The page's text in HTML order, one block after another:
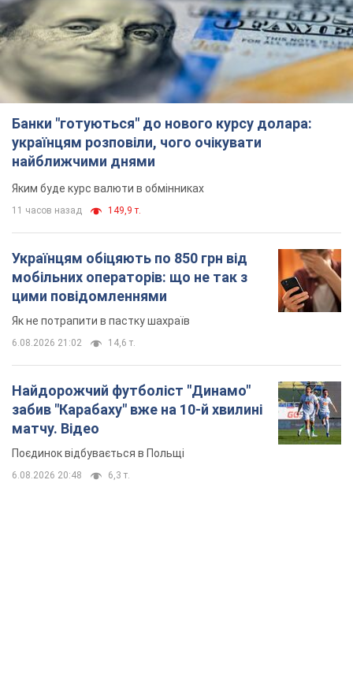
Банки "готуються" до нового курсу долара:
українцям розповіли, чого очікувати
найближчими днями
Яким буде курс валюти в обмінниках
11 часов назад 149,9 т.
Українцям обіцяють по 850 грн від
мобільних операторів: що не так з
цими повідомленнями
Як не потрапити в пастку шахраїв
6.08.2026 21:02 14,6 т.
Найдорожчий футболіст "Динамо"
забив "Карабаху" вже на 10-й хвилині
матчу. Відео
Поєдинок відбувається в Польщі
6.08.2026 20:48 6,3 т.